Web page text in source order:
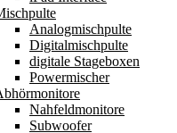
Analogmischpulte
Digitalmischpulte
digitale Stageboxen
Powermischer
Nahfeldmonitore
Subwoofer